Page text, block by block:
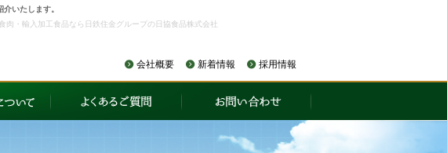
いたします。
肉・輸入加工食品なら日鉄住金グループの日協食品株式会社
会社概要 新着情報 採用情報